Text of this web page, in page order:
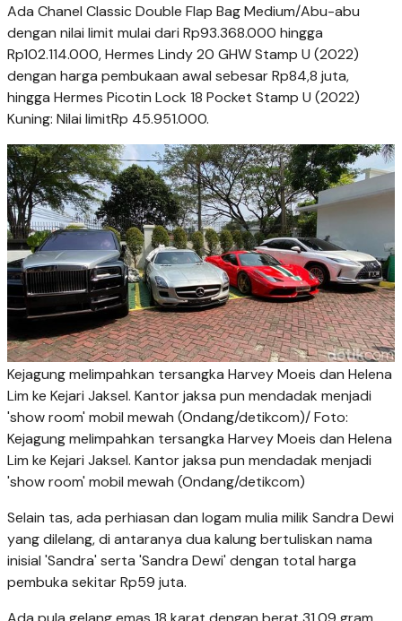
Ada Chanel Classic Double Flap Bag Medium/Abu-abu
dengan nilai limit mulai dari Rp93.368.000 hingga
Rp102.114.000, Hermes Lindy 20 GHW Stamp U (2022)
dengan harga pembukaan awal sebesar Rp84,8 juta,
hingga Hermes Picotin Lock 18 Pocket Stamp U (2022)
Kuning: Nilai limitRp 45.951.000.
Kejagung melimpahkan tersangka Harvey Moeis dan Helena
Lim ke Kejari Jaksel. Kantor jaksa pun mendadak menjadi
'show room' mobil mewah (Ondang/detikcom)/ Foto:
Kejagung melimpahkan tersangka Harvey Moeis dan Helena
Lim ke Kejari Jaksel. Kantor jaksa pun mendadak menjadi
'show room' mobil mewah (Ondang/detikcom)
Selain tas, ada perhiasan dan logam mulia milik Sandra Dewi
yang dilelang, di antaranya dua kalung bertuliskan nama
inisial 'Sandra' serta 'Sandra Dewi' dengan total harga
pembuka sekitar Rp59 juta.